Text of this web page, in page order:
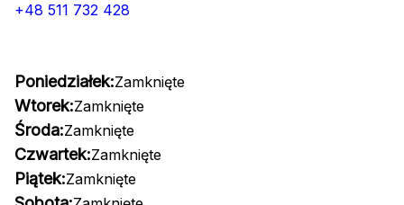
+48 511 732 428
Poniedziałek:Zamknięte
Wtorek:Zamknięte
Środa:Zamknięte
Czwartek:Zamknięte
Piątek:Zamknięte